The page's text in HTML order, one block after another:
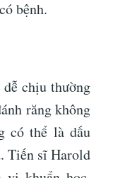
bệnh.
dễ chịu thường
răng không
có thể là dấu
. Tiến sĩ Harold